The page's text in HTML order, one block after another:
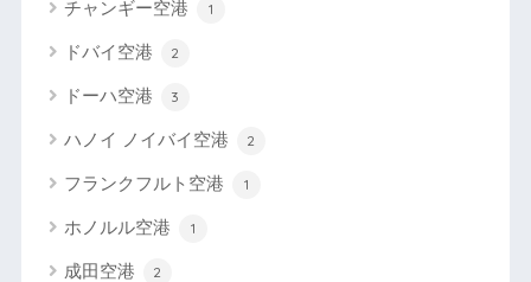
チャンギー空港 1
ドバイ空港 2
ドーハ空港 3
ハノイ ノイバイ空港 2
フランクフルト空港 1
ホノルル空港 1
成田空港 2